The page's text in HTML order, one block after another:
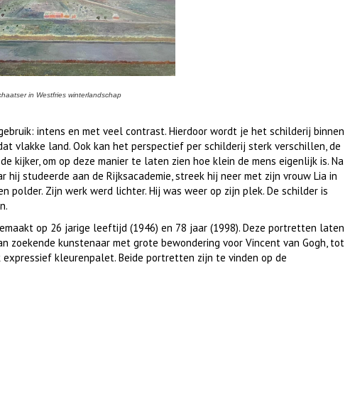
in Westfries winterlandschap
intens en met veel contrast. Hierdoor wordt je het schilderij binnen
vlakke land. Ook kan het perspectief per schilderij sterk verschillen, de
kijker, om op deze manier te laten zien hoe klein de mens eigenlijk is. Na
hij studeerde aan de Rijksacademie, streek hij neer met zijn vrouw Lia in
polder. Zijn werk werd lichter. Hij was weer op zijn plek. De schilder is
op 26 jarige leeftijd (1946) en 78 jaar (1998). Deze portretten laten
zoekende kunstenaar met grote bewondering voor Vincent van Gogh, tot
kleurenpalet. Beide portretten zijn te vinden op de